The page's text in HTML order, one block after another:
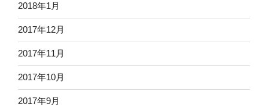
2018年1月
2017年12月
2017年11月
2017年10月
2017年9月